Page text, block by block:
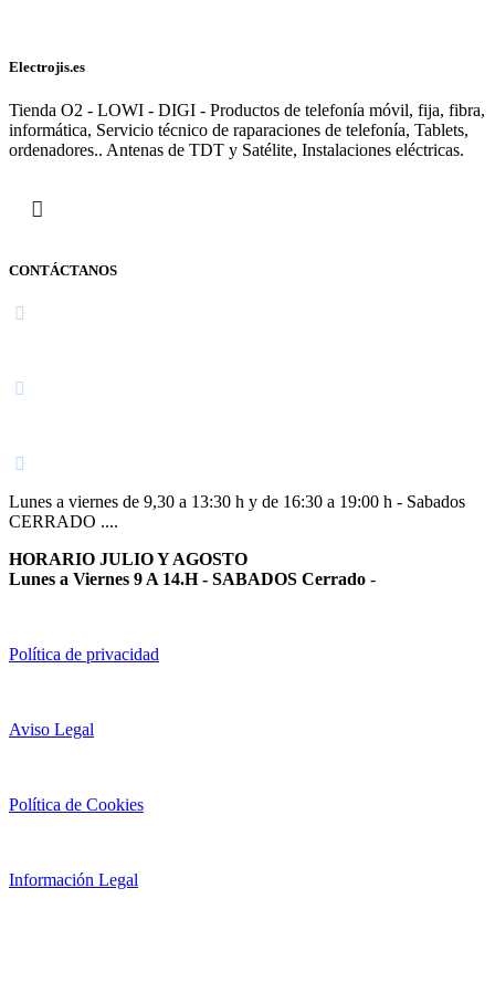
Electrojis.es
Tienda O2 - LOWI - DIGI - Productos de telefonía móvil, fija, fibra,
informática, Servicio técnico de raparaciones de telefonía, Tablets,
ordenadores.. Antenas de TDT y Satélite, Instalaciones eléctricas.
CONTÁCTANOS
Lunes a viernes de 9,30 a 13:30 h y de 16:30 a 19:00 h - Sabados
CERRADO ....
HORARIO JULIO Y AGOSTO
Lunes a Viernes 9 A 14.H - SABADOS Cerrado -
Política de privacidad
Aviso Legal
Política de Cookies
Información Legal